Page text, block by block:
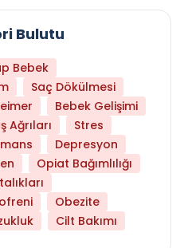
Bulutu
Bebek
Saç Dökülmesi
Bebek Gelişimi
Ağrıları
Stres
Depresyon
Opiat Bağımlılığı
Obezite
Cilt Bakımı